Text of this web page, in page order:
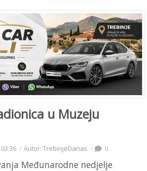
u Muzeju
Autor: TrebinjeDanas 0
Međunarodne nedjelje